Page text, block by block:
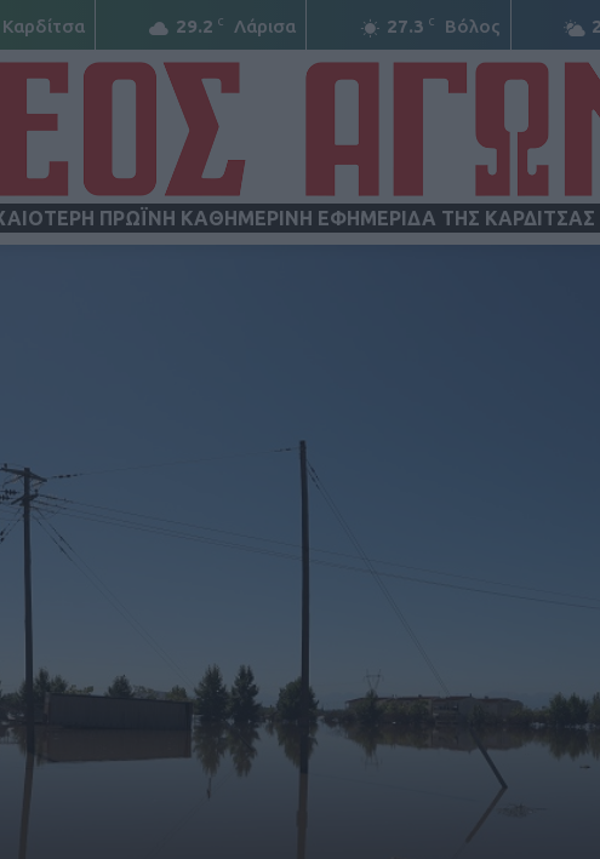
Καρδίτσα 29.2 C Λάρισα 27.3 C Βόλος
ΠΡΩΪΝΗ ΚΑΘΗΜΕΡΙΝΗ ΕΦΗΜΕΡΙΔΑ ΤΗΣ ΚΑΡΔΙΤΣΑΣ
ΑΓΩΝ